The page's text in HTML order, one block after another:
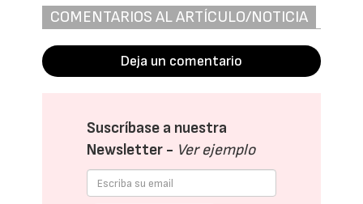
COMENTARIOS AL ARTÍCULO/NOTICIA
Deja un comentario
Suscríbase a nuestra
Newsletter - Ver ejemplo